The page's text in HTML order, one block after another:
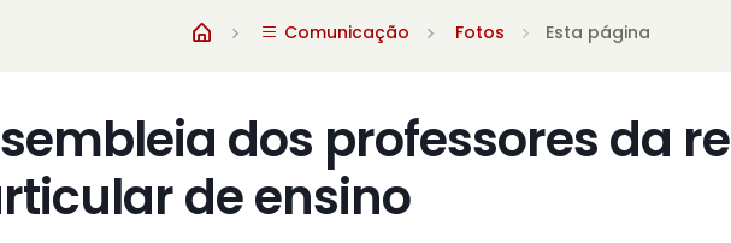
Comunicação Fotos Esta página
dos professores da
de ensino